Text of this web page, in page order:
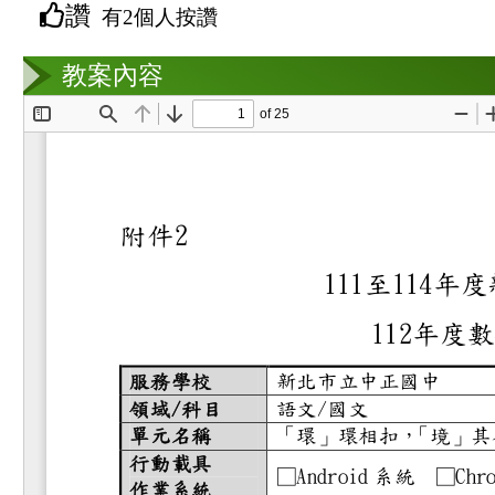
教案互動
讚 有2個人按讚
教案內容